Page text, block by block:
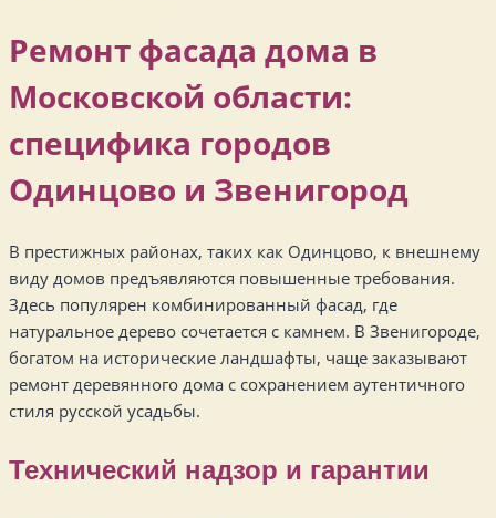
Ремонт фасада дома в
Московской области:
специфика городов
Одинцово и Звенигород
В престижных районах, таких как Одинцово, к внешнему
виду домов предъявляются повышенные требования.
Здесь популярен комбинированный фасад, где
натуральное дерево сочетается с камнем. В Звенигороде,
богатом на исторические ландшафты, чаще заказывают
ремонт деревянного дома с сохранением аутентичного
стиля русской усадьбы.
Технический надзор и гарантии